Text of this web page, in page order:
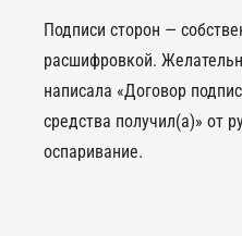
Подписи сторон —
расшифровкой.
написала «Договор
средства получил(а)» от
оспаривание.